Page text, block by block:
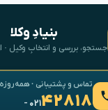
بنیادِ وکلا
جستجو، بررسی و انتخابِ وکیل · از
تماس و پشتیبانی · همه‌روزه ۸ تا ۲۴
۴۲۸۱۸- ۰۲۱